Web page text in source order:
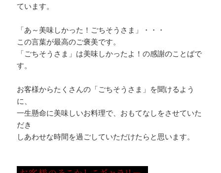
ています。
「あ～美味しかった！ごちそうさま」・・・
この言葉が最高のご褒美です。
「ごちそうさま」は美味しかったよ！の感謝のことばで
す。
お客様からたくさんの「ごちそうさま」を聞けるよう
に、
一生懸命に美味しいお料理で、おもてなしをさせていた
だき
しあわせな時間を過ごしていただけたらと思います。